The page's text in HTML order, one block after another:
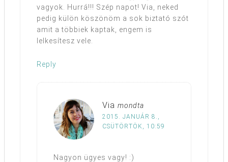
vagyok. Hurrá!!! Szép napot! Via, neked
pedig külön köszönöm a sok biztató szót
amit a többiek kaptak, engem is
lelkesítesz vele.
Reply
Via mondta
2015. JANUÁR 8.,
CSÜTÖRTÖK, 10:59
Nagyon ügyes vagy! :)